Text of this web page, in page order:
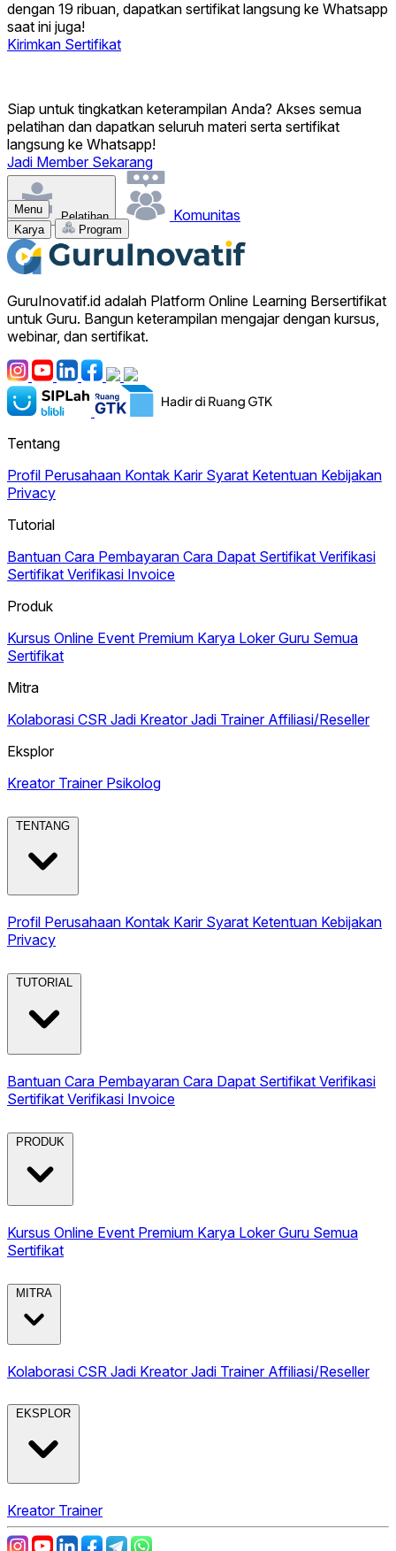
dengan 19 ribuan, dapatkan sertifikat langsung ke Whatsapp
saat ini juga!
Kirimkan Sertifikat
Siap untuk tingkatkan keterampilan Anda? Akses semua
pelatihan dan dapatkan seluruh materi serta sertifikat
langsung ke Whatsapp!
Jadi Member Sekarang
Pelatihan Komunitas
Menu
Karya
Program
GuruInovatif.id adalah Platform Online Learning Bersertifikat
untuk Guru. Bangun keterampilan mengajar dengan kursus,
webinar, dan sertifikat.
Tentang
Profil Perusahaan Kontak Karir Syarat Ketentuan Kebijakan
Privacy
Tutorial
Bantuan Cara Pembayaran Cara Dapat Sertifikat Verifikasi
Sertifikat Verifikasi Invoice
Produk
Kursus Online Event Premium Karya Loker Guru Semua
Sertifikat
Mitra
Kolaborasi CSR Jadi KreatorJadi Trainer Affiliasi/Reseller
Eksplor
Kreator Trainer Psikolog
TENTANG
Profil Perusahaan Kontak Karir Syarat Ketentuan Kebijakan
Privacy
TUTORIAL
Bantuan Cara Pembayaran Cara Dapat Sertifikat Verifikasi
Sertifikat Verifikasi Invoice
PRODUK
Kursus Online Event Premium Karya Loker Guru Semua
Sertifikat
MITRA
Kolaborasi CSR Jadi KreatorJadi Trainer Affiliasi/Reseller
EKSPLOR
Kreator Trainer